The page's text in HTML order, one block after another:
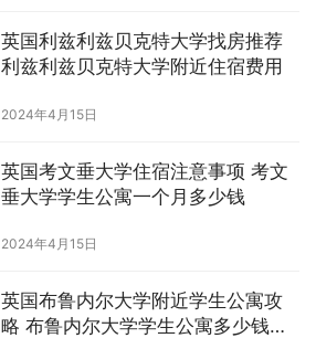
英国利兹利兹贝克特大学找房推荐
利兹利兹贝克特大学附近住宿费用
2024年4月15日
英国考文垂大学住宿注意事项 考文
垂大学学生公寓一个月多少钱
2024年4月15日
英国布鲁内尔大学附近学生公寓攻
略 布鲁内尔大学学生公寓多少钱一